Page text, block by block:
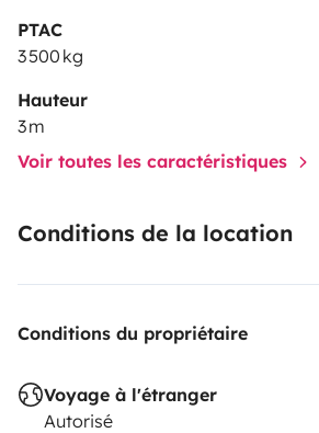
PTAC
3 500 kg
Hauteur
3 m
Voir toutes les caractéristiques
Conditions de la location
Conditions du propriétaire
Voyage à l'étranger
Autorisé